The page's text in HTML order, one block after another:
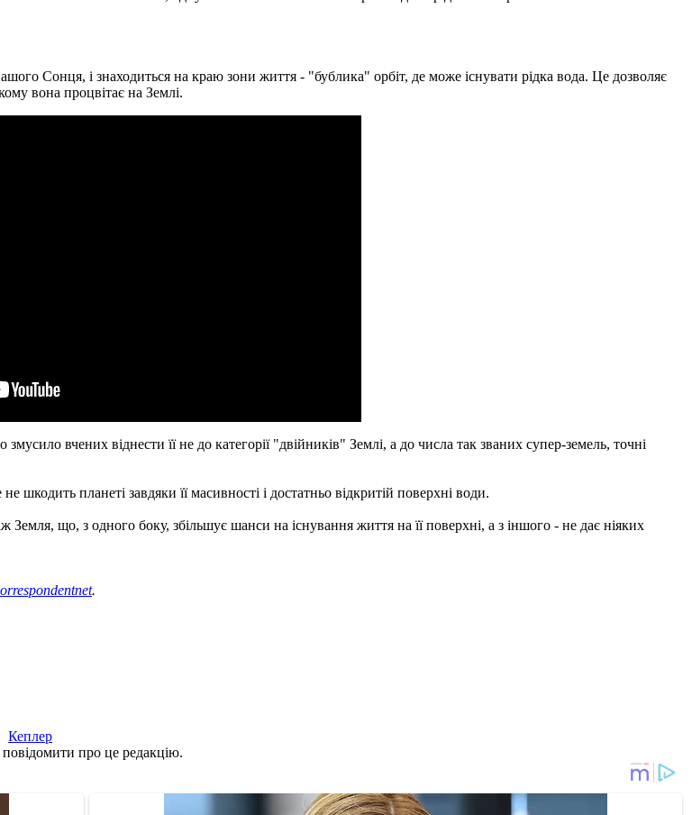
Сонця, і знаходиться на краю зони життя - "бублика" орбіт, де може існувати рідка вода. Це дозволяє
вона процвітає на Землі.
вчених віднести її не до категорії "двійників" Землі, а до числа так званих супер-земель, точні
шкодить планеті завдяки її масивності і достатньо відкритій поверхні води.
що, з одного боку, збільшує шанси на існування життя на її поверхні, а з іншого - не дає ніяких
.
Кеплер
про це редакцію.